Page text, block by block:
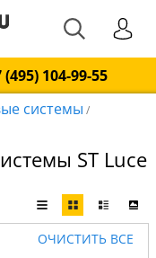
(495) 104-99-55
системы /
ST Luce
ОЧИСТИТЬ ВСЕ